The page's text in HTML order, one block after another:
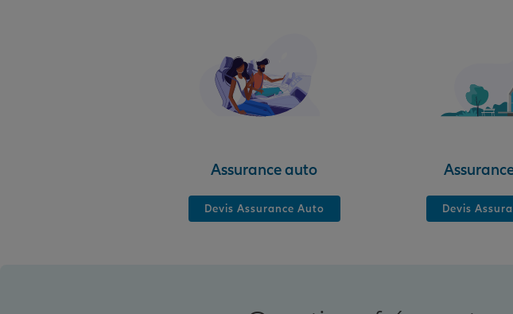
Assurance auto
Devis Assurance Auto Devis